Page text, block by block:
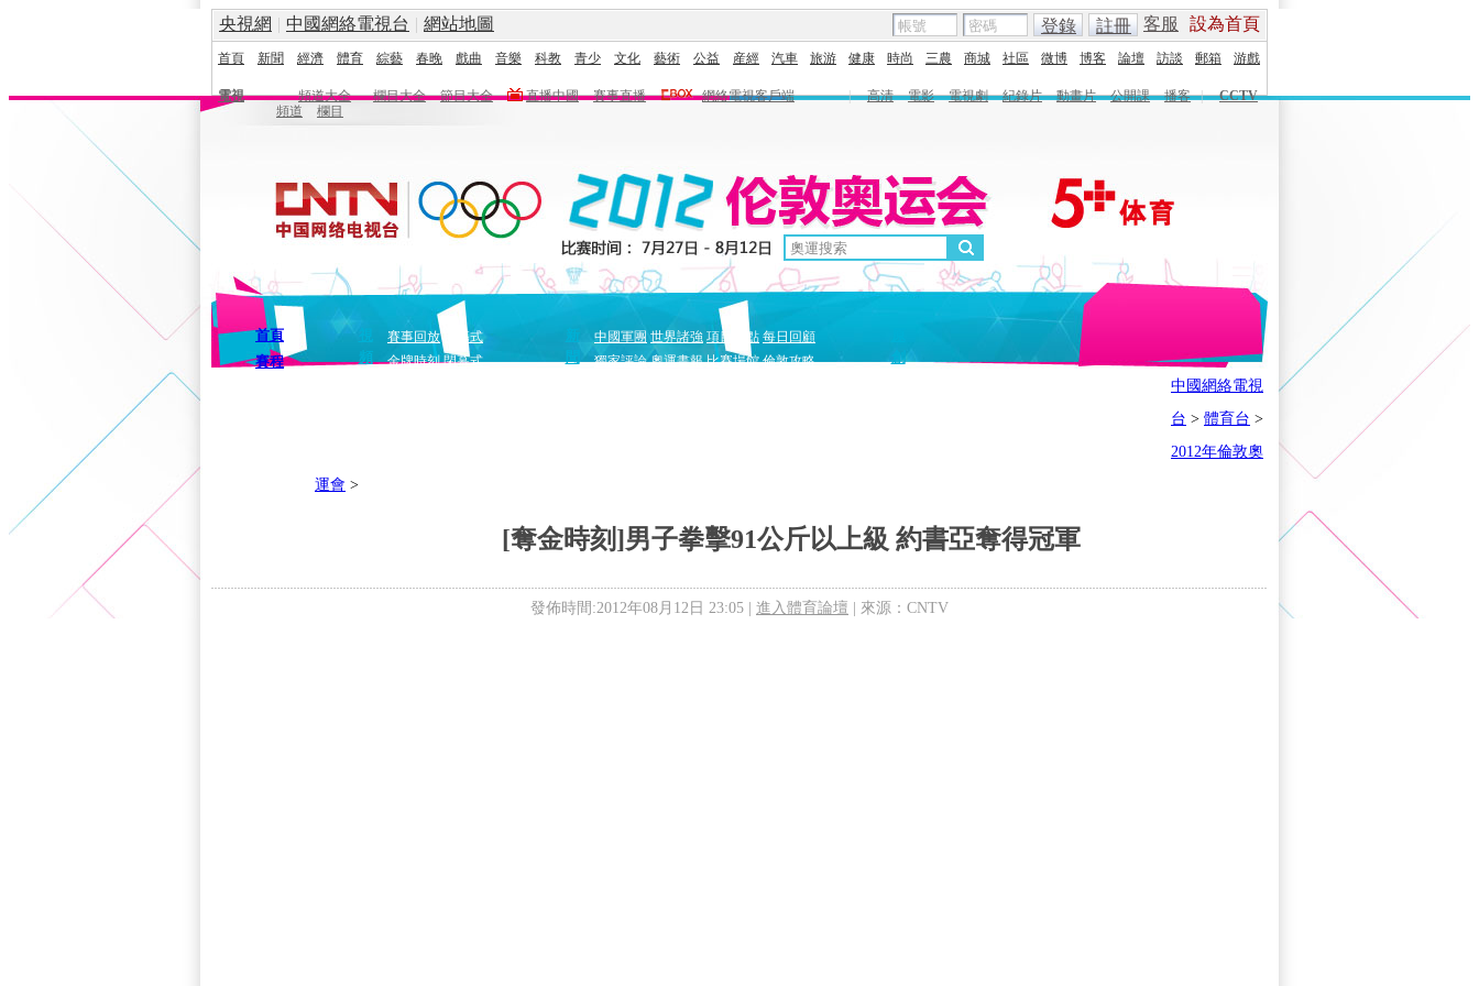
央視網 | 中國網絡電視台 | 網站地圖 客服 設為首頁
登錄 註冊
首頁 新聞 經濟 體育 綜藝 春晚 戲曲 音樂 科教 青少 文化 藝術 公益 産經 汽車 旅游 健康 時尚 三農 商城 社區 微博 博客 論壇 訪談 郵箱 游戲
電視 頻道大全 欄目大全 節目大全 直播中國 賽事直播 網絡電視客戶端 | 高清 電影 電視劇 紀錄片 動畫片 公開課 播客 |
CCTV
頻道
欄目
首頁
賽程
頻
賽事回放
開幕式
金牌時刻 閉幕式
聞
中國軍團 世界諸強 項目盤點 每日回顧
獨家評論 奧運畫報 比賽場館 倫敦攻略
創
中國網絡電視
台 > 體育台 >
2012年倫敦奧
運會 >
[奪金時刻]男子拳擊91公斤以上級 約書亞奪得冠軍
發佈時間:2012年08月12日 23:05 | 進入體育論壇 | 來源：CNTV